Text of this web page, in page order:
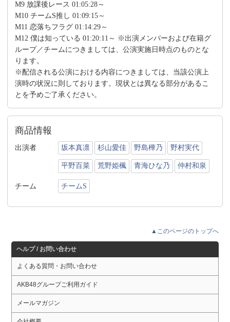
M9 放課後レース 01:05:28～
M10 チームS推し 01:09:15～
M11 恋落ちフラグ 01:14:29～
M12 僕は知っている 01:20:11～ ※出演メンバーおよび在籍グ
ループ／チームにつきましては、公演実施日時点のものとな
ります。
※配信される公演における内容につきましては、当該公演上
演時の状況に則しております。現状とは異なる部分があるこ
とを予めご了承ください。
商品情報
出演者 坂本真凛 杉山愛佳 野島樺乃 野村実代
平野百菜 荒野姫楓 青海ひな乃 仲村和泉
チーム チームS
▲このページのトップへ
ヘルプ / お問い合わせ
よくある質問・お問い合わせ
AKB48グループご利用ガイド
メールマガジン